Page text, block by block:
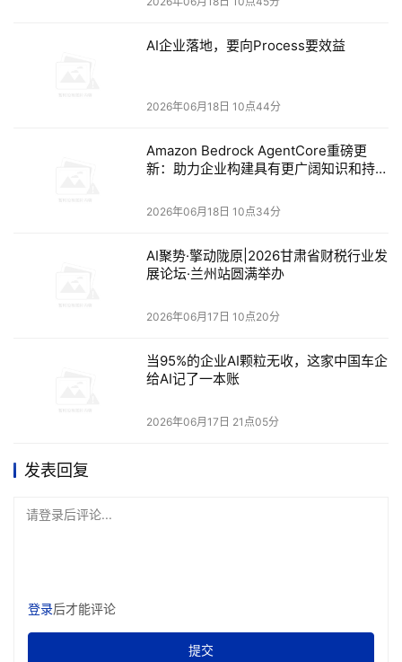
AI企业落地，要向Process要效益
2026年06月18日 10点44分
Amazon Bedrock AgentCore重磅更
新：助力企业构建具有更广阔知识和持续
2026年06月18日 10点34分
AI聚势·擎动陇原|2026甘肃省财税行业发
展论坛·兰州站圆满举办
2026年06月17日 10点20分
当95%的企业AI颗粒无收，这家中国车企
给AI记了一本账
2026年06月17日 21点05分
发表回复
请登录后评论...
登录后才能评论
提交